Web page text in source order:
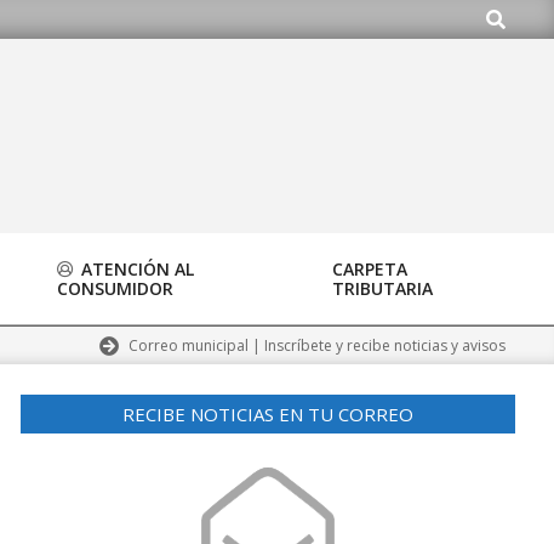
Buscar
ATENCIÓN AL
CONSUMIDOR
CARPETA
TRIBUTARIA
Correo municipal | Inscríbete y recibe noticias y avisos
RECIBE NOTICIAS EN TU CORREO